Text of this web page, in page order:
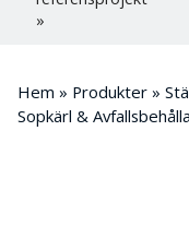
»
Hem » Produkter »
Sopkärl &